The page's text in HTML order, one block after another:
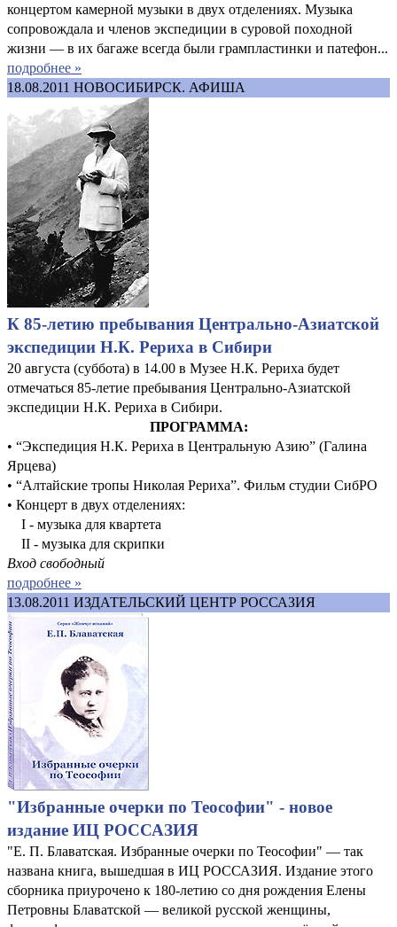
концертом камерной музыки в двух отделениях. Музыка
сопровождала и членов экспедиции в суровой походной
жизни — в их багаже всегда были грампластинки и патефон...
подробнее »
18.08.2011 НОВОСИБИРСК. АФИША
К 85-летию пребывания Центрально-Азиатской
экспедиции Н.К. Рериха в Сибири
20 августа (суббота) в 14.00 в Музее Н.К. Рериха будет
отмечаться 85-летие пребывания Центрально-Азиатской
экспедиции Н.К. Рериха в Сибири.
ПРОГРАММА:
• “Экспедиция Н.К. Рериха в Центральную Азию” (Галина
Ярцева)
• “Алтайские тропы Николая Рериха”. Фильм студии СибРО
• Концерт в двух отделениях:
I - музыка для квартета
II - музыка для скрипки
Вход свободный
подробнее »
13.08.2011 ИЗДАТЕЛЬСКИЙ ЦЕНТР РОССАЗИЯ
"Избранные очерки по Теософии" - новое
издание ИЦ РОССАЗИЯ
"Е. П. Блаватская. Избранные очерки по Теософии" — так
названа книга, вышедшая в ИЦ РОССАЗИЯ. Издание этого
сборника приурочено к 180-летию со дня рождения Елены
Петровны Блаватской — великой русской женщины,